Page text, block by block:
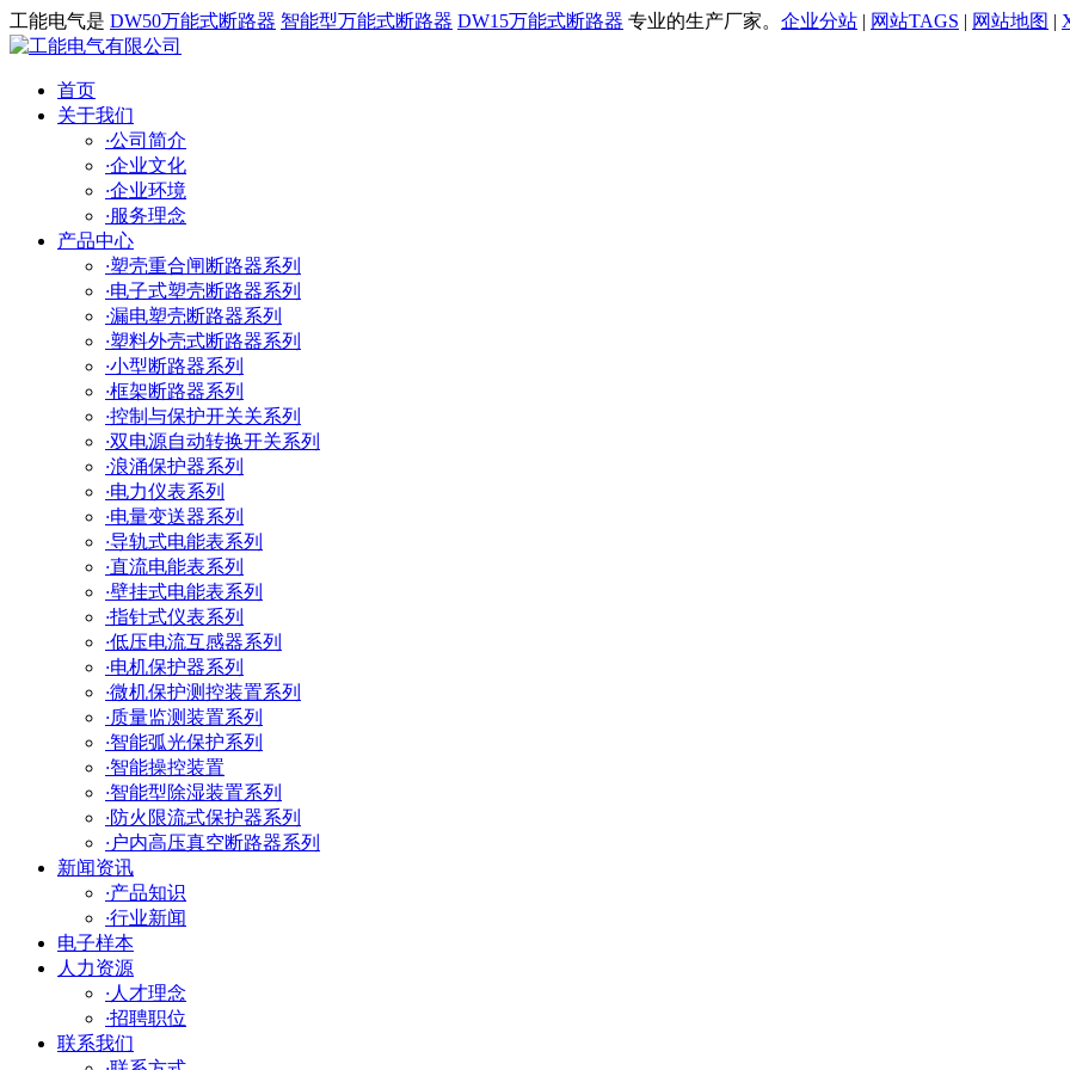
工能电气是 DW50万能式断路器 智能型万能式断路器 DW15万能式断路器 专业的生产厂家。 企业分站 | 网站TAGS | 网站地图 |
首页
关于我们
·公司简介
·企业文化
·企业环境
·服务理念
产品中心
·塑壳重合闸断路器系列
·电子式塑壳断路器系列
·漏电塑壳断路器系列
·塑料外壳式断路器系列
·小型断路器系列
·框架断路器系列
·控制与保护开关关系列
·双电源自动转换开关系列
·浪涌保护器系列
·电力仪表系列
·电量变送器系列
·导轨式电能表系列
·直流电能表系列
·壁挂式电能表系列
·指针式仪表系列
·低压电流互感器系列
·电机保护器系列
·微机保护测控装置系列
·质量监测装置系列
·智能弧光保护系列
·智能操控装置
·智能型除湿装置系列
·防火限流式保护器系列
· 户内高压真空断路器系列
新闻资讯
·产品知识
·行业新闻
电子样本
人力资源
· 人才理念
·招聘职位
联系我们